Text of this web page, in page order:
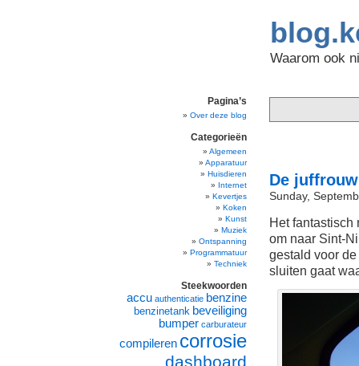
Waarom ook
De
Sunday,
Het
om naar Sint-
gestald voor
sluiten gaat
Pagina’s
Over deze blog
Categorieën
Algemeen
Apparatuur
Huisdieren
Internet
Kevertjes
Koken
Kunst
Muziek
Ontspanning
Programmatuur
Techniek
Steekwoorden
accu authenticatie benzine
benzinetank beveiliging
bumper carburateur
compileren corrosie
dashboard